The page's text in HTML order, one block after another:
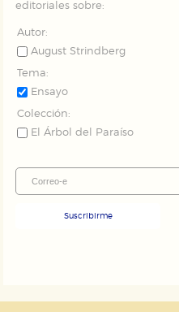
editoriales sobre:
Autor:
August Strindberg
Tema:
Ensayo
Colección:
El Árbol del Paraíso
Suscribirme